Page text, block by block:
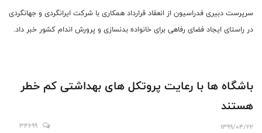
سرپرست دبیری فدراسیون از انعقاد قرارداد همکاری با شرکت ایرانگردی و جهانگردی
در راستای ایجاد فضای رفاهی برای خانواده بدنسازی و پرورش اندام کشور خبر داد.
باشگاه ها با رعایت پروتکل های بهداشتی کم خطر
هستند
1399/04/22
34699